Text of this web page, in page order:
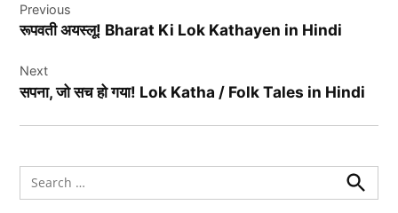
navigation
Previous
रूपवती अयस्‍लू! Bharat Ki Lok Kathayen in Hindi
Next
सपना, जो सच हो गया! Lok Katha / Folk Tales in Hindi
Search
for:
Search